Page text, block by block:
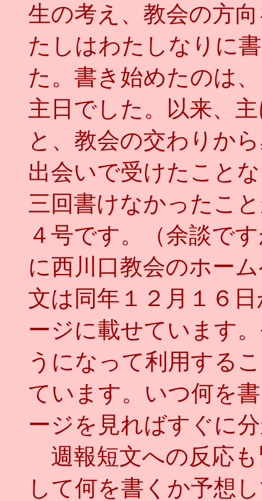
生の考え、教会の方
たしはわたしなりに
た。書き始めたのは
主日でした。以来、
と、教会の交わりか
出会いで受けたこと
三回書けなかったこ
４号です。（余談で
に西川口教会のホー
文は同年１２月１６
ージに載せています
うになって利用する
ています。いつ何を
ージを見ればすぐに
週報短文への反応
して何を書くか予想